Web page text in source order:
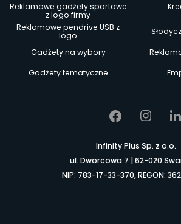
Reklamowe gadżety sportowe
z logo firmy
Reklamowe pendrive USB z
logo
Gadżety na wybory
Gadżety tematyczne
Infinity Plus Sp. z o.o.
ul. Dworcowa 7 | 62-020
NIP: 783-17-33-370, REGON: